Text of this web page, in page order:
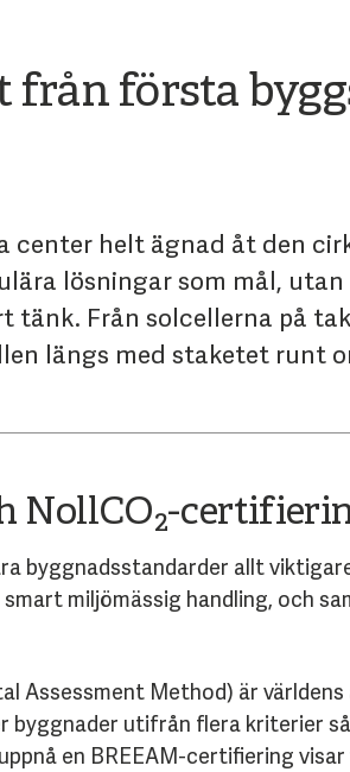
från första
center helt ägnad åt den
lösningar som mål,
tänk. Från solcellerna på
längs med staketet runt
NollCO2-
byggnadsstandarder allt
smart miljömässig handling, och
Assessment Method) är
utifrån flera kriterier
en BREEAM-certifiering